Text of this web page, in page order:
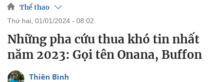
Thể thao
thứ hai, 01/01/2024 - 08:02
Những pha cứu thua khó tin nhất
năm 2023: Gọi tên Onana, Buffon
Thiên Bình